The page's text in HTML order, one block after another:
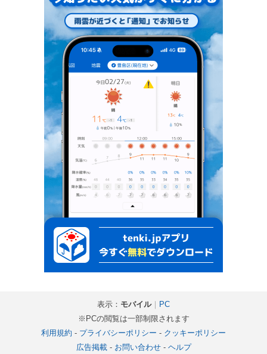
表示： モバイル｜ PC
※PCの閲覧は一部制限されます
利用規約 - プライバシーポリシー - クッキーポリシー
広告掲載- お問い合わせ- ヘルプ